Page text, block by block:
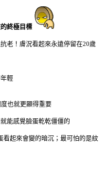
終極目標
老！膚況看起來永遠停留在20歲
輕
也就更顯得重要
能感覺臉蛋乾乾僵僵的
看起來會變的暗沉；最可怕的是紋